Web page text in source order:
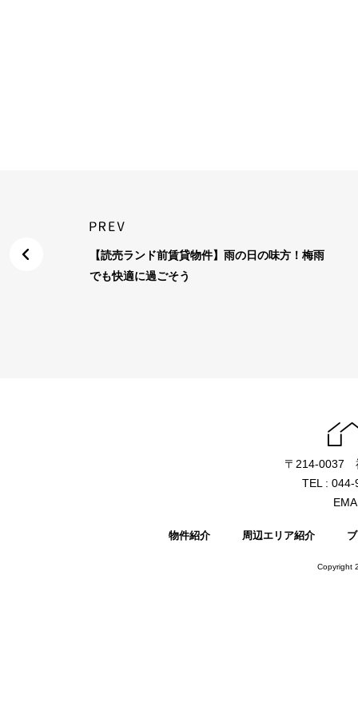
【読売ランド前賃貸物件】雨の日の味方！梅雨
でも快適に過ごそう
〒214-0037
TEL :
物件紹介 周辺エリア紹介
Copyright